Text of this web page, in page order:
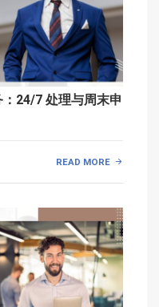
24/7 处理与周末申
READ MORE